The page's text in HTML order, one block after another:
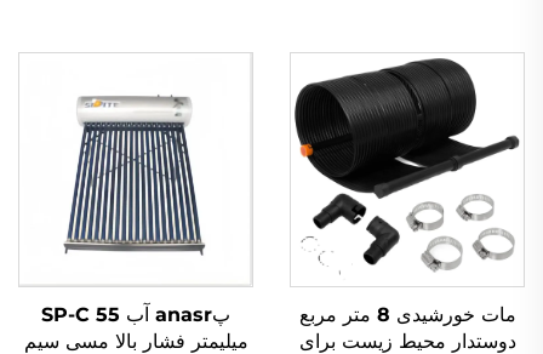
مات خورشیدی 8 متر مربع
دوستدار محیط زیست برای
پanasr آب SP-C 55
میلیمتر فشار بالا مسی سیم